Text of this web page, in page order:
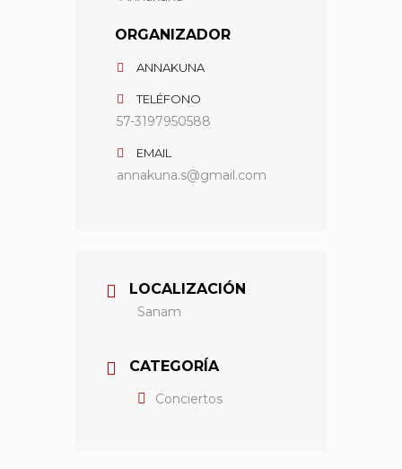
ORGANIZADOR
ANNAKUNA
TELÉFONO
57-3197950588
EMAIL
annakuna.s@gmail.com
LOCALIZACIÓN
Sanam
CATEGORÍA
Conciertos